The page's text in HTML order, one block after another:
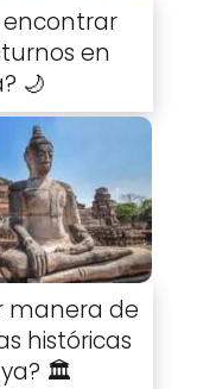
en
🌙
manera de
históricas
🏛️